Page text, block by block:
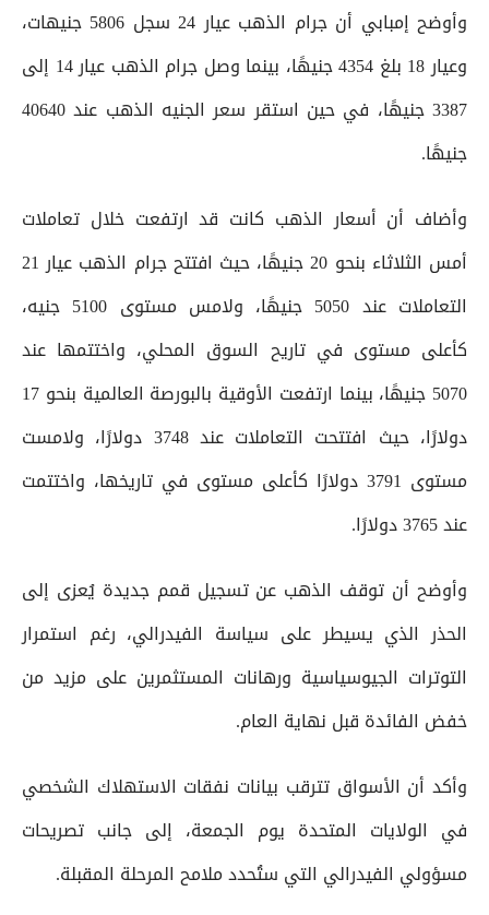
وأوضح إمبابي أن جرام الذهب عيار 24 سجل 5806 جنيهات،
وعيار 18 بلغ 4354 جنيهًا، بينما وصل جرام الذهب عيار 14 إلى
3387 جنيهًا، في حين استقر سعر الجنيه الذهب عند 40640
جنيهًا.
وأضاف أن أسعار الذهب كانت قد ارتفعت خلال تعاملات
أمس الثلاثاء بنحو 20 جنيهًا، حيث افتتح جرام الذهب عيار 21
التعاملات عند 5050 جنيهًا، ولامس مستوى 5100 جنيه،
كأعلى مستوى في تاريح السوق المحلي، واختتمها عند
5070 جنيهًا، بينما ارتفعت الأوقية بالبورصة العالمية بنحو 17
دولارًا، حيث افتتحت التعاملات عند 3748 دولارًا، ولامست
مستوى 3791 دولارًا كأعلى مستوى في تاريخها، واختتمت
عند 3765 دولارًا.
وأوضح أن توقف الذهب عن تسجيل قمم جديدة يُعزى إلى
الحذر الذي يسيطر على سياسة الفيدرالي، رغم استمرار
التوترات الجيوسياسية ورهانات المستثمرين على مزيد من
خفض الفائدة قبل نهاية العام.
وأكد أن الأسواق تترقب بيانات نفقات الاستهلاك الشخصي
في الولايات المتحدة يوم الجمعة، إلى جانب تصريحات
مسؤولي الفيدرالي التي ستُحدد ملامح المرحلة المقبلة.